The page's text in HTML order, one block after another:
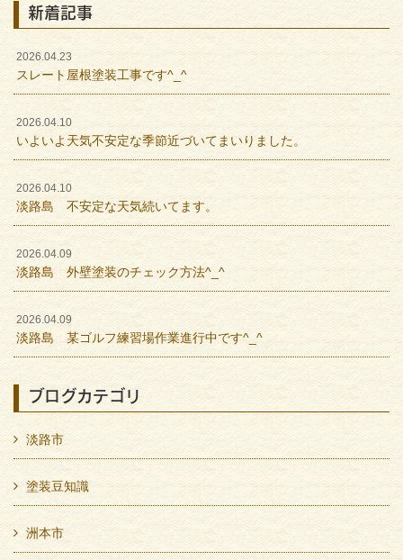
新着記事
2026.04.23
スレート屋根塗装工事です^_^
2026.04.10
いよいよ天気不安定な季節近づいてまいりました。
2026.04.10
淡路島 不安定な天気続いてます。
2026.04.09
淡路島 外壁塗装のチェック方法^_^
2026.04.09
淡路島 某ゴルフ練習場作業進行中です^_^
ブログカテゴリ
淡路市
塗装豆知識
洲本市